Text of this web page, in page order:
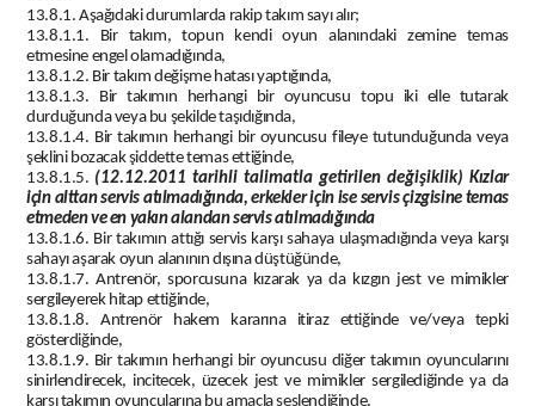
13.8.1. Aşağıdaki durumlarda rakip takım sayı alır;
13.8.1.1. Bir takım, topun kendi oyun alanındaki zemine temas
etmesine engel olamadığında,
13.8.1.2. Bir takım değişme hatası yaptığında,
13.8.1.3. Bir takımın herhangi bir oyuncusu topu iki elle tutarak
durduğunda veya bu şekilde taşıdığında,
13.8.1.4. Bir takımın herhangi bir oyuncusu fileye tutunduğunda veya
şeklini bozacak şiddette temas ettiğinde,
13.8.1.5. (12.12.2011 tarihli talimatla getirilen değişiklik)Kızlar
için alttan servis atılmadığında, erkekler için ise servis çizgisine temas
etmeden ve en yakın alandan servis atılmadığında
13.8.1.6. Bir takımın attığı servis karşı sahaya ulaşmadığında veya karşı
sahayı aşarak oyun alanının dışına düştüğünde,
13.8.1.7. Antrenör, sporcusuna kızarak ya da kızgın jest ve mimikler
sergileyerek hitap ettiğinde,
13.8.1.8. Antrenör hakem kararına itiraz ettiğinde ve/veya tepki
gösterdiğinde,
13.8.1.9. Bir takımın herhangi bir oyuncusu diğer takımın oyuncularını
sinirlendirecek, incitecek, üzecek jest ve mimikler sergilediğinde ya da
karşı takımın oyuncularına bu amaçla seslendiğinde.